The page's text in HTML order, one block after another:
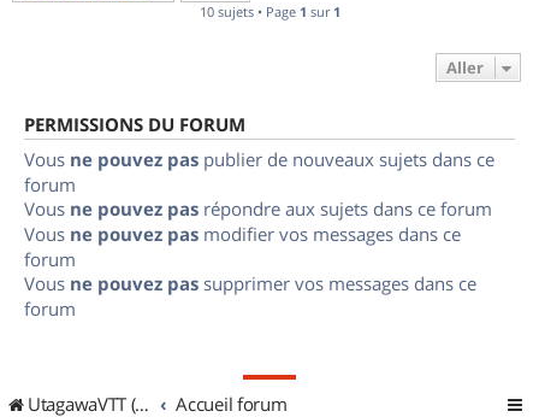
10 sujets • Page 1 sur 1
Aller
PERMISSIONS DU FORUM
Vous ne pouvez pas publier de nouveaux sujets dans ce
forum
Vous ne pouvez pas répondre aux sujets dans ce forum
Vous ne pouvez pas modifier vos messages dans ce
forum
Vous ne pouvez pas supprimer vos messages dans ce
forum
UtagawaVTT (Randos VTT et VTTAE avec traces GPS) Accueil forum